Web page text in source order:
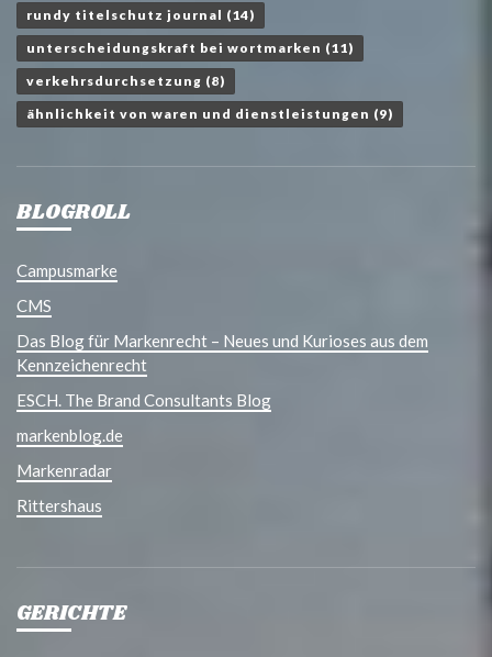
rundy titelschutz journal (14)
unterscheidungskraft bei wortmarken (11)
verkehrsdurchsetzung (8)
ähnlichkeit von waren und dienstleistungen (9)
BLOGROLL
Campusmarke
CMS
Das Blog für Markenrecht – Neues und Kurioses aus dem
Kennzeichenrecht
ESCH. The Brand Consultants Blog
markenblog.de
Markenradar
Rittershaus
GERICHTE